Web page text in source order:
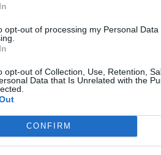
opt-out of processing my Personal Data
opt-out of Collection, Use, Retention,
Data that Is Unrelated with the
CONFIRM
Prancūzijoje